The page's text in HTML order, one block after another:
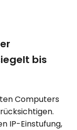
bis
Computers
IP-Einstufung,